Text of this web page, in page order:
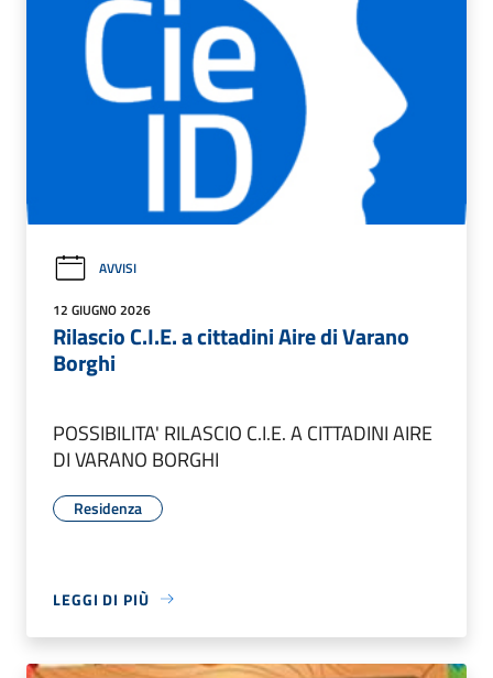
AVVISI
12 GIUGNO 2026
Rilascio C.I.E. a cittadini Aire di Varano
Borghi
POSSIBILITA' RILASCIO C.I.E. A CITTADINI AIRE
DI VARANO BORGHI
Residenza
LEGGI DI PIÙ